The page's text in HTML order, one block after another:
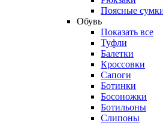
Поясные
Обувь
Показать все
Туфли
Балетки
Кроссовки
Сапоги
Ботинки
Босоножки
Ботильоны
Слипоны